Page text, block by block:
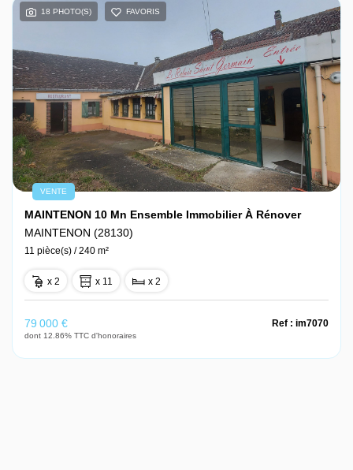
18 PHOTO(S) FAVORIS
VENTE
MAINTENON 10 Mn Ensemble Immobilier À Rénover
MAINTENON (28130)
11 pièce(s) / 240 m²
x 2 x 11 x 2
79 000 €
dont 12.86% TTC d'honoraires
Ref : im7070